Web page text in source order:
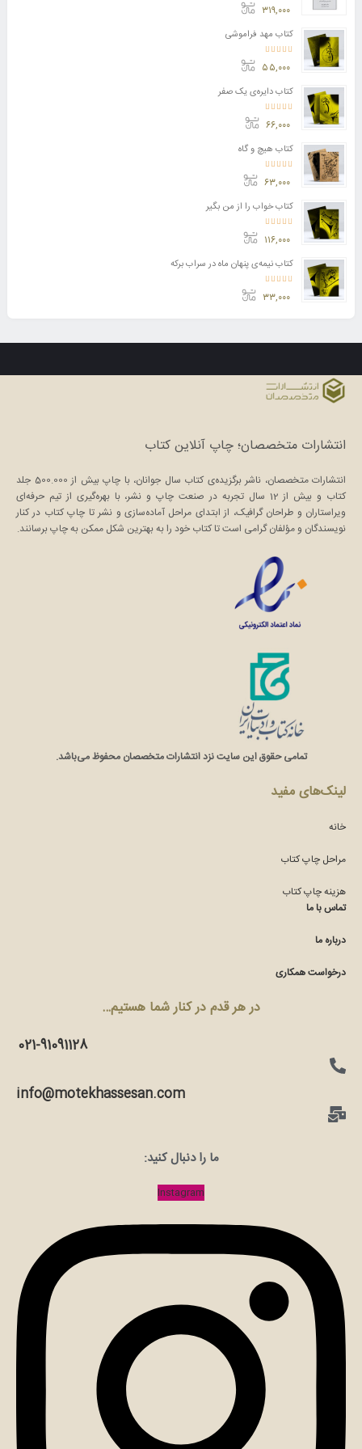
امتیاز3.50 از 5 ۳۱۹,۰۰۰
کتاب مهد فراموشی
5.00 از 5 ۵۵,۰۰۰
کتاب دایره‌ی یک صفر
امتیاز5.00از 5 ۶۶,۰۰۰
کتاب هیچ و گاه
امتیاز5.00 از 5 ۶۳,۰۰۰
کتاب خواب را از من بگیر
امتیاز5.00 از 5 ۱۱۶,۰۰۰
کتاب نیمه‌ی پنهان ماه در سراب برکه
امتیاز5.00 از 5 ۳۳,۰۰۰
انتشارات متخصصان؛ چاپ آنلاین کتاب
انتشارات متخصصان، ناشر برگزیده‌ی کتاب سال جوانان، با چاپ بیش از 500.000 جلد
کتاب و بیش از 12 سال تجربه در صنعت چاپ و نشر، با بهره‌گیری از تیم حرفه‌ای
ویراستاران و طراحان گرافیک، از ابتدای مراحل آماده‌سازی و نشر تا چاپ کتاب در کنار
نویسندگان و مؤلفان گرامی است تا کتاب خود را به بهترین شکل ممکن به چاپ برسانند.
تمامی حقوق این سایت نزد انتشارات متخصصان محفوظ می‌باشد.
لینک‌های مفید
خانه
مراحل چاپ کتاب
هزینه چاپ کتاب
تماس با ما
درباره ما
درخواست همکاری
در هر قدم در کنار شما هستیم…
021-91091128
info@motekhassesan.com
ما را دنبال کنید:
Instagram